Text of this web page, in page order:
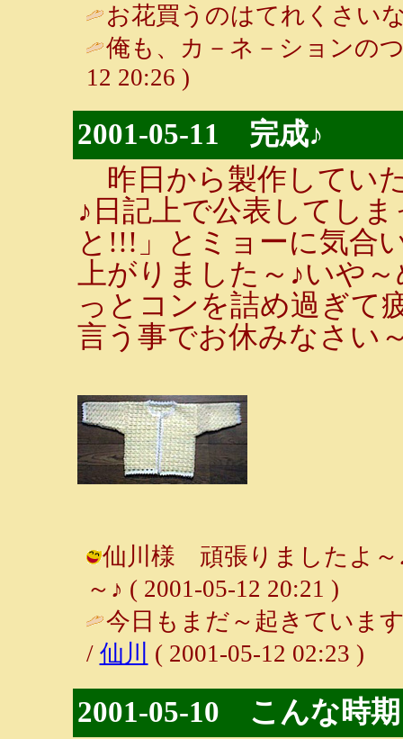
お花買うのはてれくさい
俺も、カ－ネ－ションの
12 20:26 )
2001-05-11 完成♪
昨日から製作してい
♪日記上で公表してし
と!!!」とミョーに気合
上がりました～♪いや
っとコンを詰め過ぎて
言う事でお休みなさい
仙川様 頑張りましたよ
～♪ ( 2001-05-12 20:21 )
今日もまだ～起きていま
/ 仙川 ( 2001-05-12 02:23 )
2001-05-10 こんな時